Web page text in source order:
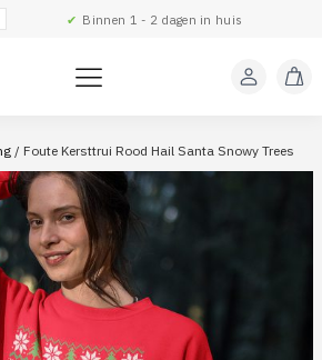
✔ Binnen 1 - 2 dagen in huis
/ Foute Kersttrui Rood Hail Santa Snowy Trees